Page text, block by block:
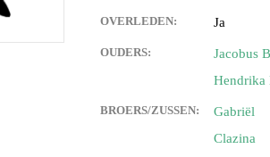
OVERLEDEN: Ja
OUDERS:
Jacobus
Hendrika
BROERS/ZUSSEN:
Gabriël
Clazina